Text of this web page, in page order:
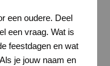
een oudere. Deel
een vraag. Wat is
feestdagen en wat
je jouw naam en